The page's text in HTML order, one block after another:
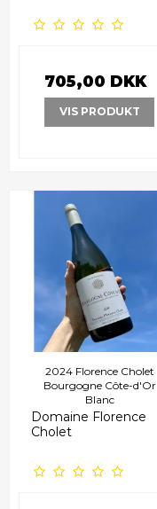
705,00 DKK
VIS PRODUKT
2024 Florence Cholet
Bourgogne Côte-d'Or
Blanc
Domaine Florence
Cholet